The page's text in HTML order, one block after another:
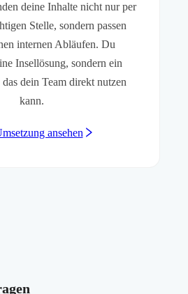
deine Inhalte nicht nur per
Stelle, sondern passen
internen Abläufen. Du
Insellösung, sondern ein
dein Team direkt nutzen
kann.
ansehen